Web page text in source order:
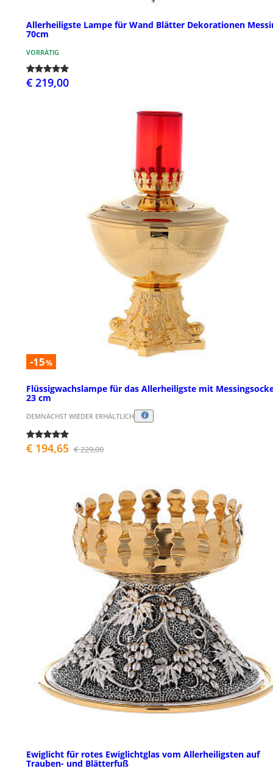
Allerheiligste Lampe für Wand Blätter Dekorationen
70cm
VORRÄTIG
€ 219,00
-15%
Flüssigwachslampe für das Allerheiligste mit
23 cm
DEMNÄCHST WIEDER ERHÄLTLICH
€ 194,65 € 229,00
Ewiglicht fűr rotes Ewiglichtglas vom Allerheiligsten auf
Trauben- und Blätterfuß